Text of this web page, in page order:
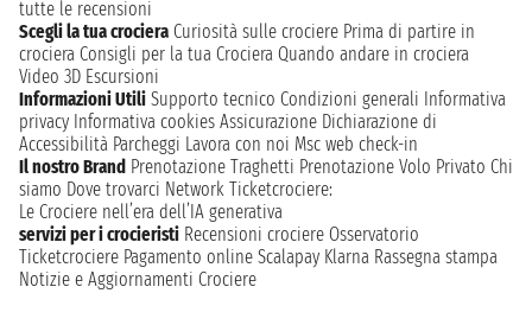
tutte le recensioni
Scegli la tua crociera Curiosità sulle crociere Prima di partire in
crociera Consigli per la tua Crociera Quando andare in crociera
Video 3D Escursioni
Informazioni Utili Supporto tecnico Condizioni generali Informativa
privacy Informativa cookies Assicurazione Dichiarazione di
Accessibilità Parcheggi Lavora con noi Msc web check-in
Il nostro Brand Prenotazione Traghetti Prenotazione Volo Privato Chi
siamo Dove trovarci Network Ticketcrociere:
Le Crociere nell’era dell’IA generativa
servizi per i crocieristi Recensioni crociere Osservatorio
Ticketcrociere Pagamento online Scalapay Klarna Rassegna stampa
Notizie e Aggiornamenti Crociere